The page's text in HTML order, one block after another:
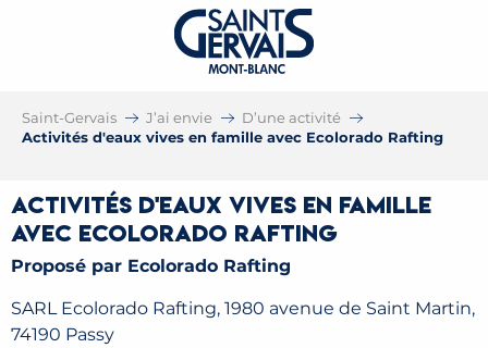
Saint-Gervais J’ai envie
D’une activité
Activités d'eaux vives en famille avec Ecolorado Rafting
Activités d'eaux vives en famille
avec Ecolorado Rafting
Proposé par Ecolorado Rafting
SARL Ecolorado Rafting, 1980 avenue de Saint Martin,
74190 Passy